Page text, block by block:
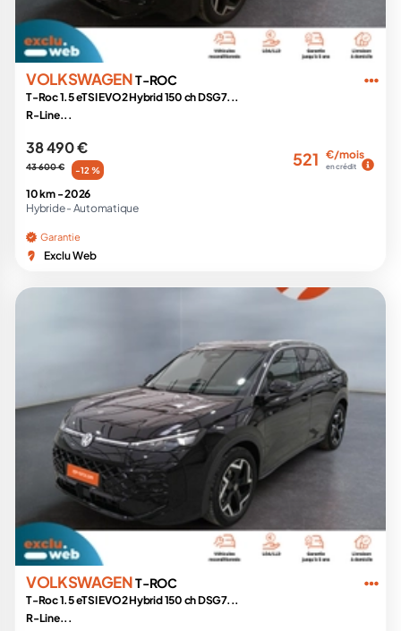
VOLKSWAGENT-ROC
T-Roc 1.5 eTSI EVO2 Hybrid 150 ch DSG7...
R-Line...
38 490 €
43 600 € -12 %
521 €/mois
en crédit
10 km -2026
Hybride - Automatique
Garantie
Exclu Web
VOLKSWAGENT-ROC
T-Roc 1.5 eTSI EVO2 Hybrid 150 ch DSG7...
R-Line...